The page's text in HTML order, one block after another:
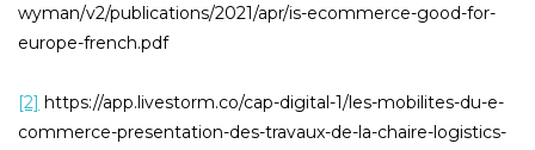
wyman/v2/publications/2021/apr/is-ecommerce-good-for-
europe-french.pdf
[2] https://app.livestorm.co/cap-digital-1/les-mobilites-du-e-
commerce-presentation-des-travaux-de-la-chaire-logistics-